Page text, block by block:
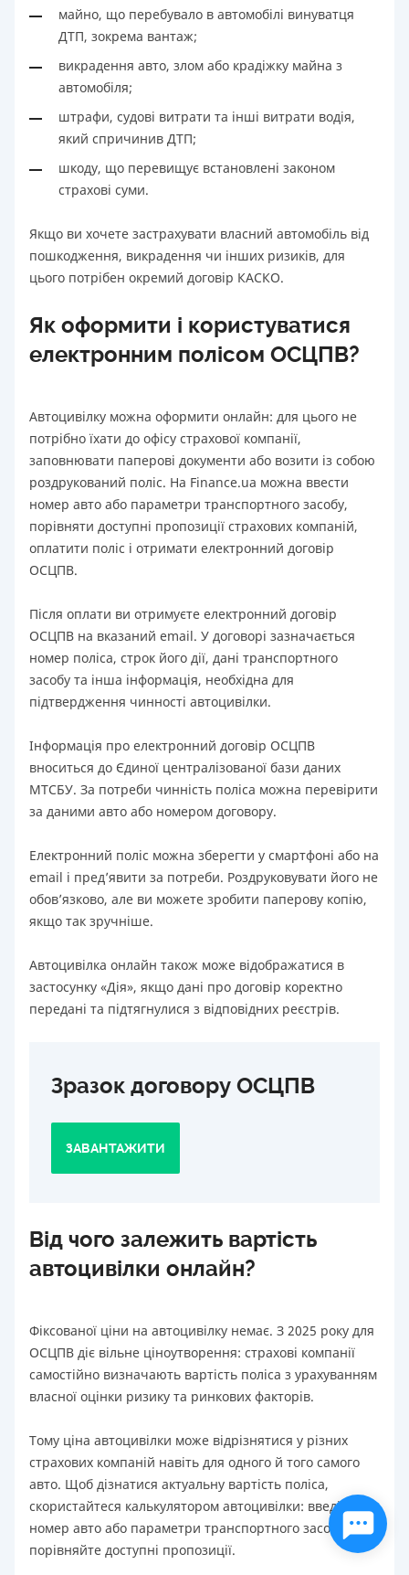
майно, що перебувало в автомобілі винуватця
ДТП, зокрема вантаж;
викрадення авто, злом або крадіжку майна з
автомобіля;
штрафи, судові витрати та інші витрати водія,
який спричинив ДТП;
шкоду, що перевищує встановлені законом
страхові суми.
Якщо ви хочете застрахувати власний автомобіль від
пошкодження, викрадення чи інших ризиків, для
цього потрібен окремий договір КАСКО.
Як оформити і користуватися
електронним полісом ОСЦПВ?
Автоцивілку можна оформити онлайн: для цього не
потрібно їхати до офісу страхової компанії,
заповнювати паперові документи або возити із собою
роздрукований поліс. На Finance.ua можна ввести
номер авто або параметри транспортного засобу,
порівняти доступні пропозиції страхових компаній,
оплатити поліс і отримати електронний договір
ОСЦПВ.
Після оплати ви отримуєте електронний договір
ОСЦПВ на вказаний email. У договорі зазначається
номер поліса, строк його дії, дані транспортного
засобу та інша інформація, необхідна для
підтвердження чинності автоцивілки.
Інформація про електронний договір ОСЦПВ
вноситься до Єдиної централізованої бази даних
МТСБУ. За потреби чинність поліса можна перевірити
за даними авто або номером договору.
Електронний поліс можна зберегти у смартфоні або на
email і пред’явити за потреби. Роздруковувати його не
обов’язково, але ви можете зробити паперову копію,
якщо так зручніше.
Автоцивілка онлайн також може відображатися в
застосунку «Дія», якщо дані про договір коректно
передані та підтягнулися з відповідних реєстрів.
Зразок договору ОСЦПВ
ЗАВАНТАЖИТИ
Від чого залежить вартість
автоцивілки онлайн?
Фіксованої ціни на автоцивілку немає. З 2025 року для
ОСЦПВ діє вільне ціноутворення: страхові компанії
самостійно визначають вартість поліса з урахуванням
власної оцінки ризику та ринкових факторів.
Тому ціна автоцивілки може відрізнятися у різних
страхових компаній навіть для одного й того самого
авто. Щоб дізнатися актуальну вартість поліса,
скористайтеся калькулятором автоцивілки: введіть
номер авто або параметри транспортного засобу та
порівняйте доступні пропозиції.